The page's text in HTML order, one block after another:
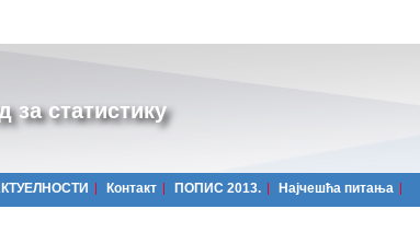
за статистику
Контакт ПОПИС 2013. Најчешћa питања